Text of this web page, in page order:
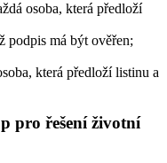
osoba, která předloží
podpis má být ověřen;
která předloží listinu a
pro řešení životní